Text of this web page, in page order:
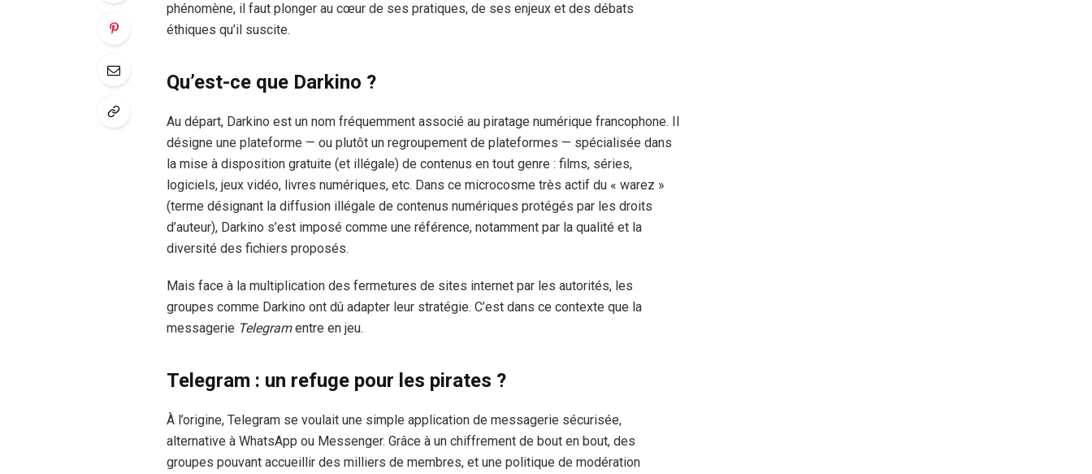
phénomène, il faut plonger au cœur de ses pratiques, de ses enjeux et des débats
éthiques qu’il suscite.
Qu’est-ce que Darkino ?
Au départ, Darkino est un nom fréquemment associé au piratage numérique francophone. Il
désigne une plateforme — ou plutôt un regroupement de plateformes — spécialisée dans
la mise à disposition gratuite (et illégale) de contenus en tout genre : films, séries,
logiciels, jeux vidéo, livres numériques, etc. Dans ce microcosme très actif du « warez »
(terme désignant la diffusion illégale de contenus numériques protégés par les droits
d’auteur), Darkino s’est imposé comme une référence, notamment par la qualité et la
diversité des fichiers proposés.
Mais face à la multiplication des fermetures de sites internet par les autorités, les
groupes comme Darkino ont dû adapter leur stratégie. C’est dans ce contexte que la
messagerie Telegramentre en jeu.
Telegram : un refuge pour les pirates ?
À l’origine, Telegram se voulait une simple application de messagerie sécurisée,
alternative à WhatsApp ou Messenger. Grâce à un chiffrement de bout en bout, des
groupes pouvant accueillir des milliers de membres, et une politique de modération